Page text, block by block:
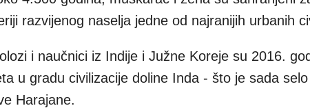
razvijenog naselja jedne od najranijih urbanih
i naučnici iz Indije i Južne Koreje su 2016.
u gradu civilizacije doline Inda - što je sada
Harajane.